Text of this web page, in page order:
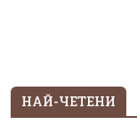
НАЙ-ЧЕТЕНИ